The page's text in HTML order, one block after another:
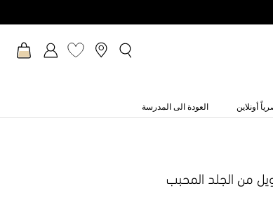
أونلاين العودة الى المدرسة
من الجلد المحبب